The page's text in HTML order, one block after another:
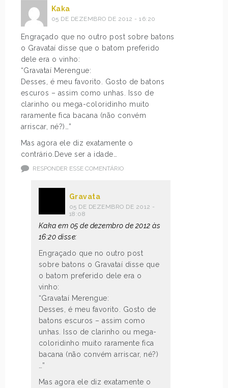
Kaka
05 DE DEZEMBRO DE 2012 - 16:20
Engraçado que no outro post sobre batons
o Gravataí disse que o batom preferido
dele era o vinho:
“Gravataí Merengue:
Desses, é meu favorito. Gosto de batons
escuros – assim como unhas. Isso de
clarinho ou mega-coloridinho muito
raramente fica bacana (não convém
arriscar, né?)…”
Mas agora ele diz exatamente o
contrário.Deve ser a idade…
RESPONDER ESSE COMENTÁRIO
Gravata
05 DE DEZEMBRO DE 2012 -
18:08
Kaka em 05 de dezembro de 2012 às
16:20 disse:
Engraçado que no outro post
sobre batons o Gravataí disse que
o batom preferido dele era o
vinho:
“Gravataí Merengue:
Desses, é meu favorito. Gosto de
batons escuros – assim como
unhas. Isso de clarinho ou mega-
coloridinho muito raramente fica
bacana (não convém arriscar, né?)
…”
Mas agora ele diz exatamente o